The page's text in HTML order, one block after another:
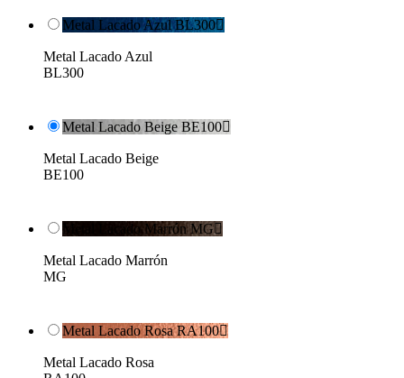
Metal Lacado Azul BL300
Metal Lacado Azul
BL300
Metal Lacado Beige BE100
Metal Lacado Beige
BE100
Metal Lacado Marrón MG
Metal Lacado Marrón
MG
Metal Lacado Rosa RA100
Metal Lacado Rosa